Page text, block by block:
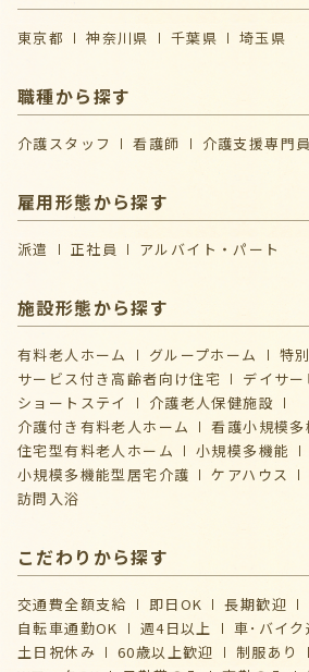
東京都 神奈川県 千葉県 埼玉県
職種から探す
介護スタッフ 看護師 介護支援専門員
雇用形態から探す
派遣 正社員 アルバイト・パート
施設形態から探す
有料老人ホーム グループホーム
特
サービス付き高齢者向け住宅
デイサー
ショートステイ
介護⽼⼈保健施設
介護付き有料老人ホーム
看護小規模多
住宅型有料老人ホーム
小規模多機能
⼩規模多機能型居宅介護
ケアハウス
訪問入浴
こだわりから探す
交通費全額支給 即日OK 長期歓迎
自転車通勤OK
週4日以上
車･バイク
土日祝休み
60歳以上歓迎 制服あり